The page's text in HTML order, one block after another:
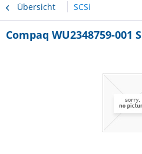
Übersicht SCSi
Compaq WU2348759-001